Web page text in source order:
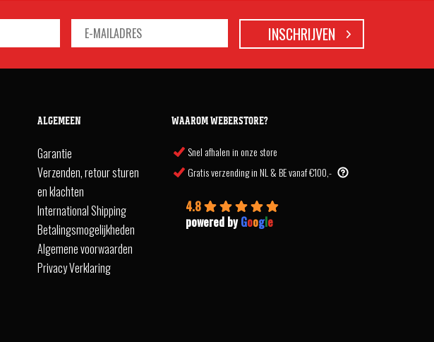
ALGEMEEN
Garantie
Verzenden, retour sturen
en klachten
International Shipping
Betalingsmogelijkheden
Algemene voorwaarden
Privacy Verklaring
WAAROM WEBERSTORE?
Snel afhalen in onze store
Gratis verzending in NL & BE vanaf €100,-
4.8
powered byGoogle